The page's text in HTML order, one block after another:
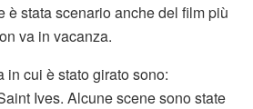
è stata scenario anche del film più
va in vacanza.
cui è stato girato sono:
Ives. Alcune scene sono state